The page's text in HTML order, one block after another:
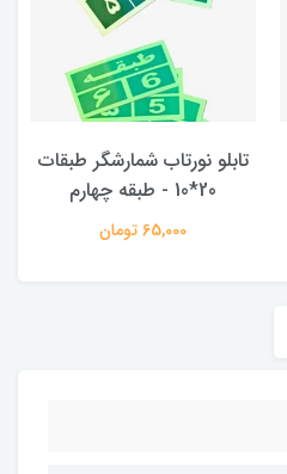
تابلو نورتاب شمارشگر طبقات
20*10 - طبقه چهارم
65,000 تومان